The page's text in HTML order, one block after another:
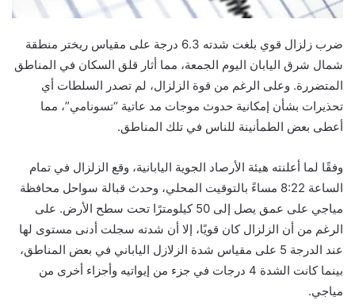
ضرب زلزال قوي بلغت شدته 6.3 درجة على مقياس ريختر منطقة
شمال شرق اليابان اليوم الجمعة، مما أثار قلق السكان في المناطق
المتضررة. وعلى الرغم من قوة الزلزال، لم تصدر السلطات أي
تحذيرات بشأن إمكانية حدوث موجات مد عاتية “تسونامي”، مما
أعطى بعض الطمأنينة للناس في تلك المناطق.
وفقًا لما أعلنته هيئة الأرصاد الجوية اليابانية، وقع الزلزال في تمام
الساعة 8:22 مساءً بالتوقيت المحلي، وحدث قبالة سواحل محافظة
مياجي على عمق يصل إلى 50 كيلومترًا تحت سطح الأرض. على
الرغم من أن الزلزال كان قويًا، إلا أن شدته سجلت أدنى مستوى لها
عند الدرجة 5 على مقياس شدة الزلازل الياباني في بعض المناطق،
بينما كانت الشدة 4 درجات في جزء من إيواتيه وأجزاء أخرى من
مياجي.